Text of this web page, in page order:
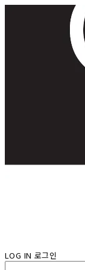
LOG IN 로그인